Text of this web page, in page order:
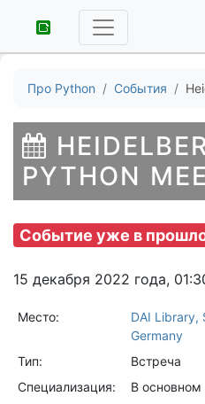
Про Python События
PYTHON
Событие уже в
15 декабря 2022 года,
Место:
DAI Library,
Germany
Тип:
Встреча
Специализация:
В основном